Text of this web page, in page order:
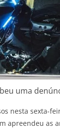
uma
nesta sexta-
apreendeu as